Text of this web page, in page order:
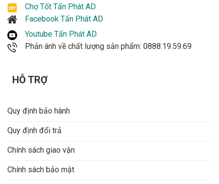
Chợ Tốt Tấn Phát AD
Facebook Tấn Phát AD
Youtube Tấn Phát AD
Phản ánh về chất lượng sản phẩm: 0888.19.59.69
HỖ TRỢ
Quy định bảo hành
Quy định đổi trả
Chính sách giao vận
Chính sách bảo mật